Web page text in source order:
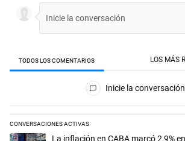
TODOS LOS COMENTARIOS LOS MÁS
Todos los comentarios
Inicie la conversación
CONVERSACIONES ACTIVAS
Este listado muestra los artículos con más
Un artículo de tendencia con el título "La
La inflación en CABA marcó 2,9%